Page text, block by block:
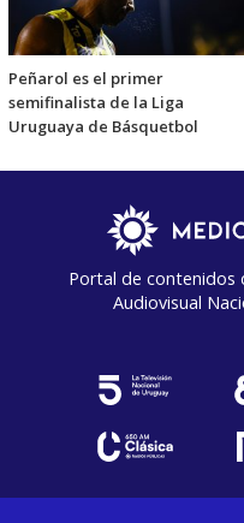
Peñarol es el primer
semifinalista de la Liga
Uruguaya de Básquetbol
Portal de contenidos
Audiovisual